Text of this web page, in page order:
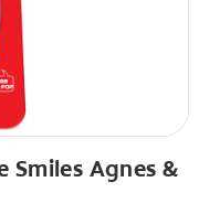
Smiles Agnes &